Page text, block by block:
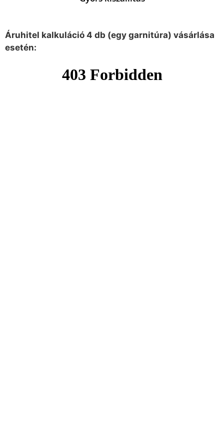
Áruhitel kalkuláció 4 db (egy garnitúra) vásárlása
esetén: